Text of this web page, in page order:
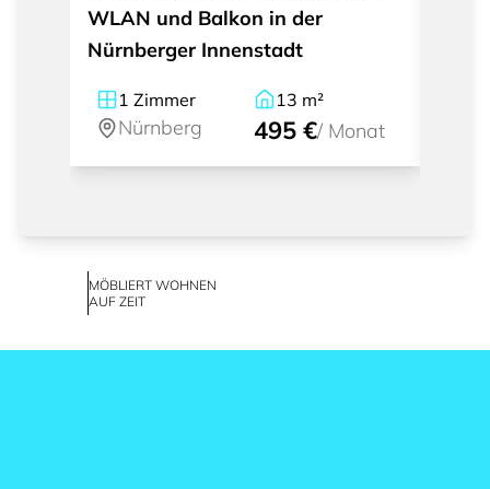
WLAN und Balkon in der
Nürnberger Innenstadt
1 Zimmer
Nürnberg
13 m²
495 €/ Monat
MÖBLIERT WOHNEN
AUF ZEIT